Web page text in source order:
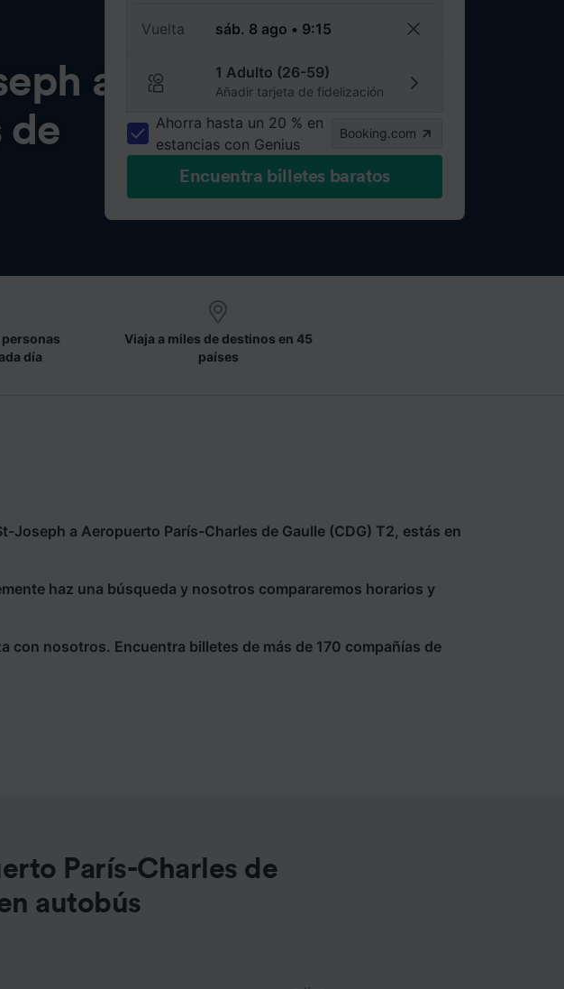
a
de
Vuelta
1 Adulto (26-59)
Añadir tarjeta de fidelización
Ahorra hasta un 20 % en
estancias con Genius
Booking.com
Encuentra billetes baratos
personas
día
Viaja a miles de destinos en 45
países
Joseph a Aeropuerto París-Charles de Gaulle (CDG) T2, estás en
haz una búsqueda y nosotros compararemos horarios y
con nosotros. Encuentra billetes de más de 170 compañías de
París-Charles de
autobús